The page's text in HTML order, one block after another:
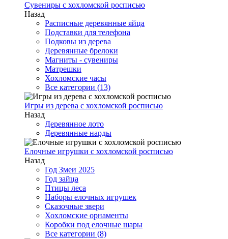
Сувениры с хохломской росписью
Назад
Расписные деревянные яйца
Подставки для телефона
Подковы из дерева
Деревянные брелоки
Магниты - сувениры
Матрешки
Хохломские часы
Все категории (13)
Игры из дерева с хохломской росписью
Назад
Деревянное лото
Деревянные нарды
Елочные игрушки с хохломской росписью
Назад
Год Змеи 2025
Год зайца
Птицы леса
Наборы елочных игрушек
Сказочные звери
Хохломские орнаменты
Коробки под елочные шары
Все категории (8)